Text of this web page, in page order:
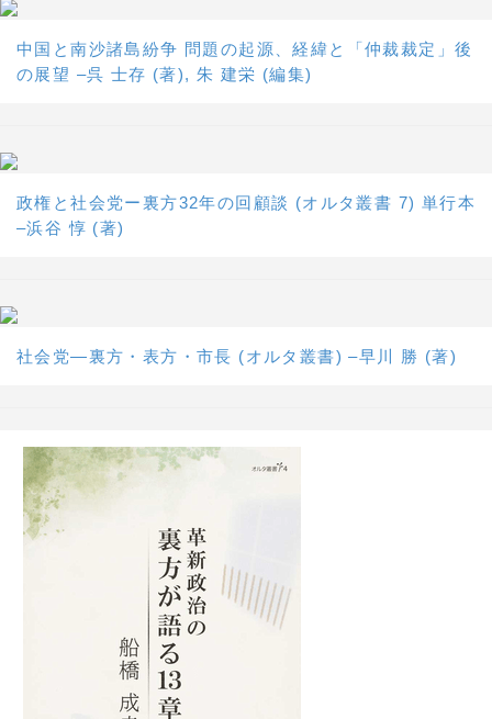
中国と南沙諸島紛争 問題の起源、経緯と「仲裁裁定」後
の展望 –呉 士存 (著), 朱 建栄 (編集)
政権と社会党ー裏方32年の回顧談 (オルタ叢書 7) 単行本
–浜谷 惇 (著)
社会党―裏方・表方・市長 (オルタ叢書) –早川 勝 (著)